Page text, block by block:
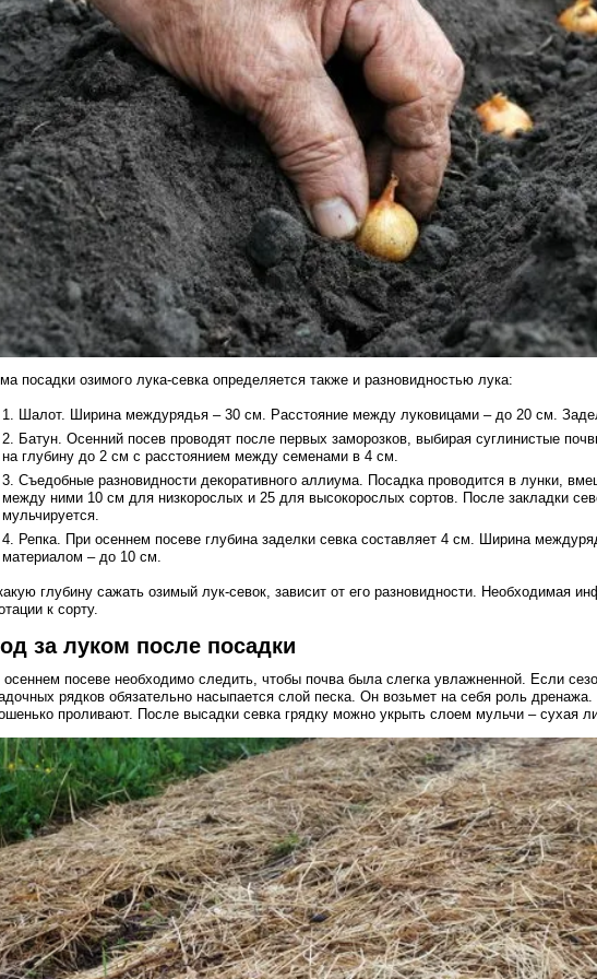
посадки озимого лука-севка определяется также и разновидностью лука:
Шалот. Ширина междурядья – 30 см. Расстояние между луковицами – до 20 см.
Батун. Осенний посев проводят после первых заморозков, выбирая суглинистые
на глубину до 2 см с расстоянием между семенами в 4 см.
Съедобные разновидности декоративного аллиума. Посадка проводится в лунки,
между ними 10 см для низкорослых и 25 для высокорослых сортов. После закладки
мульчируется.
Репка. При осеннем посеве глубина заделки севка составляет 4 см. Ширина
материалом – до 10 см.
глубину сажать озимый лук-севок, зависит от его разновидности. Необходимая
к сорту.
за луком после посадки
осеннем посеве необходимо следить, чтобы почва была слегка увлажненной. Если
рядков обязательно насыпается слой песка. Он возьмет на себя роль
проливают. После высадки севка грядку можно укрыть слоем мульчи – сухая